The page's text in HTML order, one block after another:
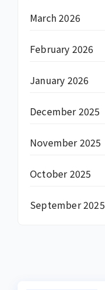
March 2026
February 2026
January 2026
December 2025
November 2025
October 2025
September 2025